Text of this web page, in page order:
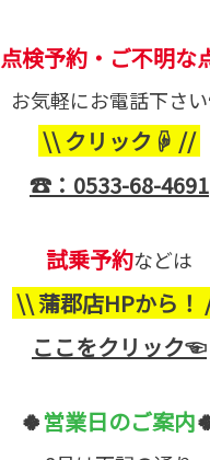
点検予約・ご不明な
お気軽にお電話下さ
\\ クリック☟ //
☎：0533-68-4691
試乗予約などは
\\ 蒲郡店HPから！
ここをクリック☜
🍀営業日のご案内